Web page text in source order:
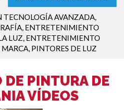
AVANZADA,
, ENTRETENIMIENTO
LUZ, ENTRETENIMIENTO
MARCA, PINTORES DE LUZ
DE PINTURA DE
VÍDEOS